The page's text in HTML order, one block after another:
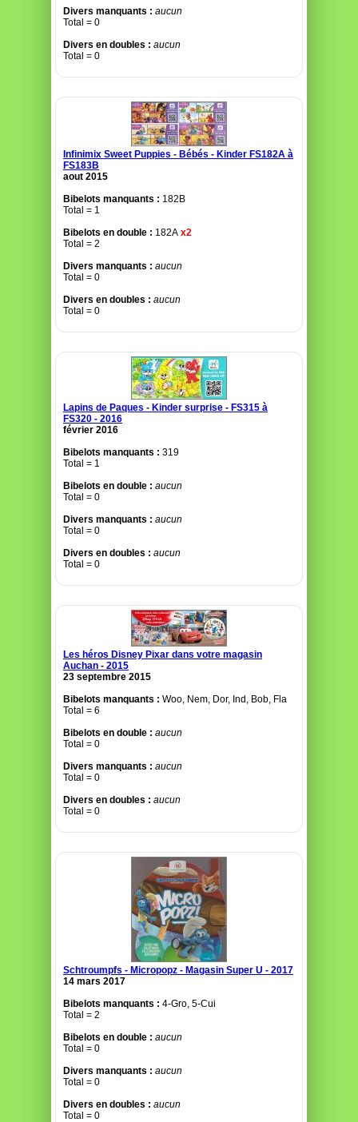
Divers manquants : aucun
Total = 0
Divers en doubles : aucun
Total = 0
Infinimix Sweet Puppies - Bébés - Kinder FS182A à
FS183B
aout 2015
Bibelots manquants : 182B
Total = 1
Bibelots en double : 182A x2
Total = 2
Divers manquants : aucun
Total = 0
Divers en doubles : aucun
Total = 0
Lapins de Paques - Kinder surprise - FS315 à
FS320 - 2016
février 2016
Bibelots manquants : 319
Total = 1
Bibelots en double : aucun
Total = 0
Divers manquants : aucun
Total = 0
Divers en doubles : aucun
Total = 0
Les héros Disney Pixar dans votre magasin
Auchan - 2015
23 septembre 2015
Bibelots manquants : Woo, Nem, Dor, Ind, Bob, Fla
Total = 6
Bibelots en double : aucun
Total = 0
Divers manquants : aucun
Total = 0
Divers en doubles : aucun
Total = 0
Schtroumpfs - Micropopz - Magasin Super U - 2017
14 mars 2017
Bibelots manquants : 4-Gro, 5-Cui
Total = 2
Bibelots en double : aucun
Total = 0
Divers manquants : aucun
Total = 0
Divers en doubles : aucun
Total = 0